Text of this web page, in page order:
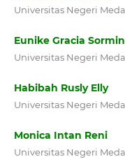
Universitas Negeri
Eunike Gracia Sormin
Universitas Negeri
Habibah Rusly Elly
Universitas Negeri
Monica Intan Reni
Universitas Negeri